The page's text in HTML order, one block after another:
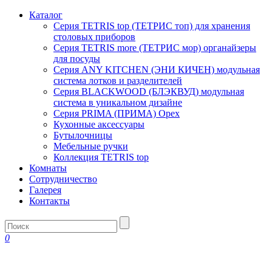
Каталог
Серия TETRIS top (ТЕТРИС топ) для хранения
столовых приборов
Серия TETRIS more (ТЕТРИС мор) органайзеры
для посуды
Серия ANY KITCHEN (ЭНИ КИЧЕН) модульная
система лотков и разделителей
Серия BLACKWOOD (БЛЭКВУД) модульная
система в уникальном дизайне
Серия PRIMA (ПРИМА) Орех
Кухонные аксессуары
Бутылочницы
Мебельные ручки
Коллекция TETRIS top
Комнаты
Сотрудничество
Галерея
Контакты
0